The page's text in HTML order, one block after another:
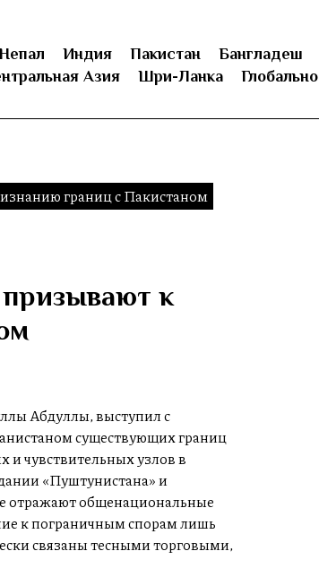
Индия Пакистан Бангладеш
Азия Шри-Ланка Глобально
границ с Пакистаном
к
Абдуллы, выступил с
существующих границ
и чувствительных узлов в
«Пуштунистана» и
отражают общенациональные
к пограничным спорам лишь
связаны тесными торговыми,